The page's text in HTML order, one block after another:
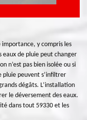
y compris les
eaux de pluie peut changer
n’est pas bien isolée ou si
pluie peuvent s’infiltrer
dégâts. L’installation
le déversement des eaux.
dans tout 59330 et les